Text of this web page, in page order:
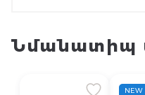
Նմանատիպ
NEW